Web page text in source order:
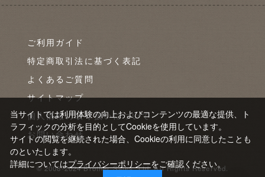
ご利用ガイド
特定商取引法に基づく表記
よくあるご質問
サイトマップ
個人情報の取り扱いについて
お問い合わせ
© 2008-2024 Brother Sales, Ltd. All Rights Reserved.
当サイトでは利用体験の向上およびコンテンツの最適な提供、ト
ラフィックの分析を目的としてCookieを使用しています。
サイトの閲覧を継続された場合、Cookieの利用に同意したことも
のといたします。
詳細についてはプライバシーポリシーをご確認ください。